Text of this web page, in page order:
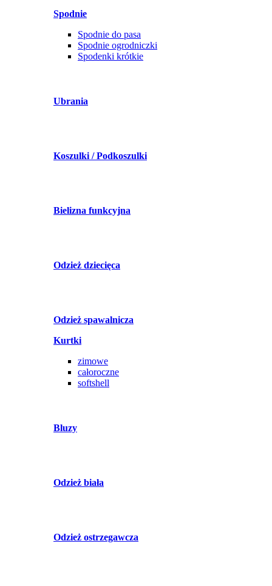
Spodnie
Spodnie do pasa
Spodnie ogrodniczki
Spodenki krótkie
Ubrania
Koszulki / Podkoszulki
Bielizna funkcyjna
Odzież dziecięca
Odzież spawalnicza
Kurtki
zimowe
całoroczne
softshell
Bluzy
Odzież biała
Odzież ostrzegawcza